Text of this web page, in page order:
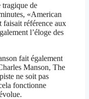
tragique de
«American
faisait référence aux
l’éloge des
fait également
Manson, The
ne soit pas
fonctionne